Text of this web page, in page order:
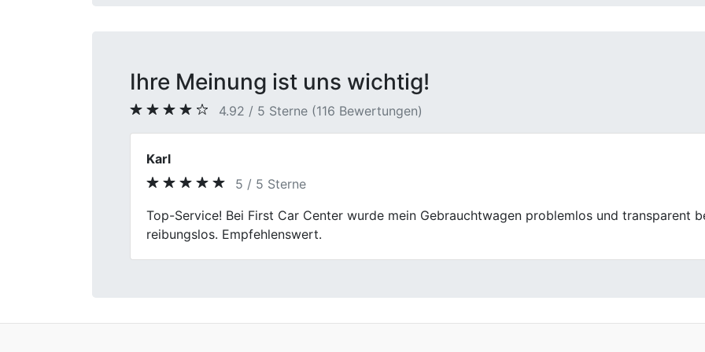
Ihre Meinung ist uns wichtig!
4.92 / 5 Sterne (116 Bewertungen)
Patrick D.
5 / 5 Sterne
Ich habe meinen alten BMW verkauft, der schon einiges an Kilometern runter hatte. Die
wurde ruhig erklärt. Am Ende ging der Verkauf deutlich unkomplizierter über die Bühne, als